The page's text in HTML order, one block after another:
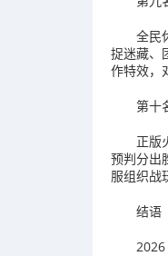
全民
捉迷藏、
作特效，
第十
正版
预判分出
服组织战
结语